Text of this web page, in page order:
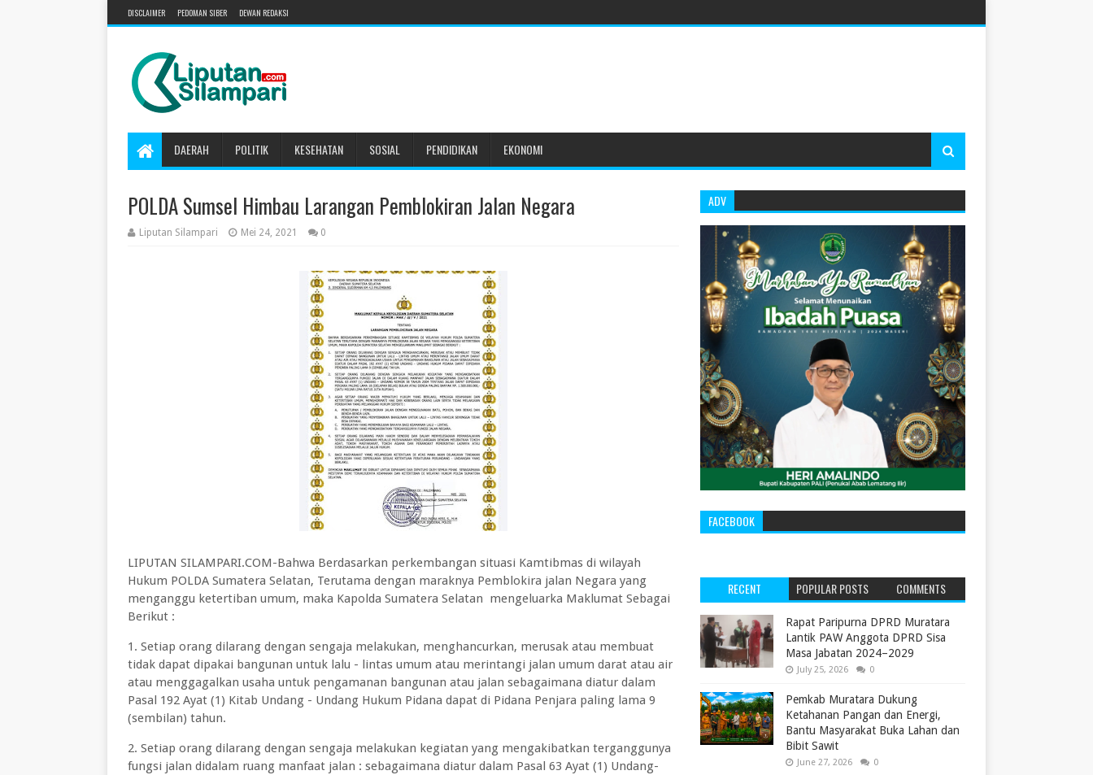
DISCLAIMER PEDOMAN SIBER DEWAN REDAKSI
DAERAH POLITIK KESEHATAN SOSIAL PENDIDIKAN EKONOMI
POLDA Sumsel Himbau Larangan Pemblokiran Jalan Negara
Liputan Silampari Mei 24, 2021 0
LIPUTAN SILAMPARI.COM-Bahwa Berdasarkan perkembangan situasi Kamtibmas di wilayah
Hukum POLDA Sumatera Selatan, Terutama dengan maraknya Pemblokira jalan Negara yang
menganggu ketertiban umum, maka Kapolda Sumatera Selatan mengeluarka Maklumat Sebagai
Berikut :
1. Setiap orang dilarang dengan sengaja melakukan, menghancurkan, merusak atau membuat
tidak dapat dipakai bangunan untuk lalu - lintas umum atau merintangi jalan umum darat atau air
atau menggagalkan usaha untuk pengamanan bangunan atau jalan sebagaimana diatur dalam
Pasal 192 Ayat (1) Kitab Undang - Undang Hukum Pidana dapat di Pidana Penjara paling lama 9
(sembilan) tahun.
2. Setiap orang dilarang dengan sengaja melakukan kegiatan yang mengakibatkan terganggunya
fungsi jalan didalam ruang manfaat jalan : sebagaimana diatur dalam Pasal 63 Ayat (1) Undang-
ADV
FACEBOOK
RECENT POPULAR POSTS COMMENTS
‎Rapat Paripurna DPRD Muratara
Lantik PAW Anggota DPRD Sisa
Masa Jabatan 2024–2029 ‎
July 25, 2026 0
Pemkab Muratara Dukung
Ketahanan Pangan dan Energi,
Bantu Masyarakat Buka Lahan dan
Bibit Sawit
June 27, 2026 0